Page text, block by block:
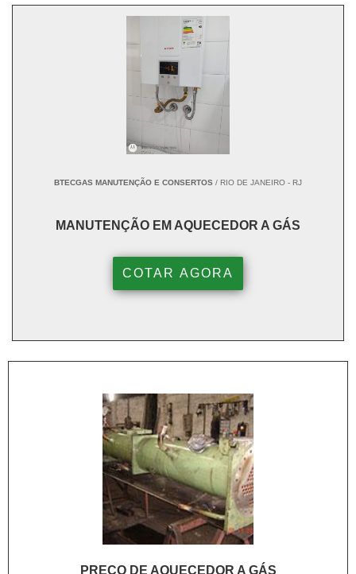
BTECGAS MANUTENÇÃO E CONSERTOS / RIO DE JANEIRO - RJ
MANUTENÇÃO EM AQUECEDOR A GÁS
COTAR AGORA
PREÇO DE AQUECEDOR A GÁS